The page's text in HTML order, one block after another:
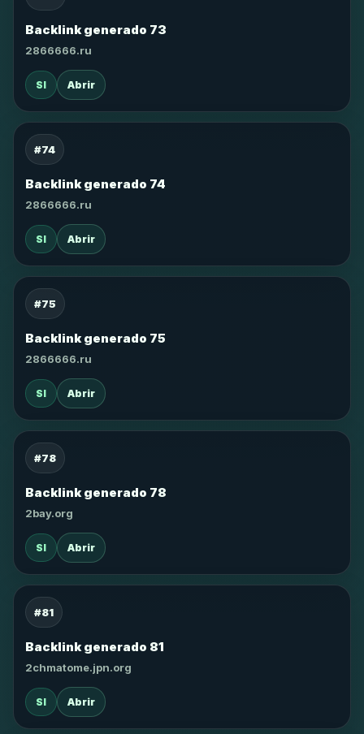
Backlink generado 73
2866666.ru
SI Abrir
#74
Backlink generado 74
2866666.ru
SI Abrir
#75
Backlink generado 75
2866666.ru
SI Abrir
#78
Backlink generado 78
2bay.org
SI Abrir
#81
Backlink generado 81
2chmatome.jpn.org
SI Abrir